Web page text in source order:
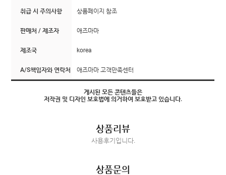
취급 시 주의사항 상품페이지 참조
판매처 / 제조자 애즈마마
제조국 korea
A/S책임자와 연락처 애즈마마 고객만족센터
게시된 모든 콘텐츠들은
저작권 및 디자인 보호법에 의거하여 보호받고 있습니다.
상품리뷰
사용후기입니다.
상품문의